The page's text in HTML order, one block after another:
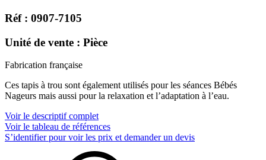
Réf : 0907-7105
Unité de vente : Pièce
Fabrication française
Ces tapis à trou sont également utilisés pour les séances Bébés
Nageurs mais aussi pour la relaxation et l’adaptation à l’eau.
Voir le descriptif complet
Voir le tableau de références
S’identifier pour voir les prix et demander un devis